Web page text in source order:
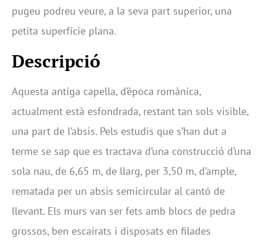
pugeu podreu veure, a la seva part superior, una
petita superfície plana.
Descripció
Aquesta antiga capella, d’època romànica,
actualment està esfondrada, restant tan sols visible,
una part de l’absis. Pels estudis que s’han dut a
terme se sap que es tractava d’una construcció d’una
sola nau, de 6,65 m, de llarg, per 3,50 m, d’ample,
rematada per un absis semicircular al cantó de
llevant. Els murs van ser fets amb blocs de pedra
grossos, ben escairats i disposats en filades